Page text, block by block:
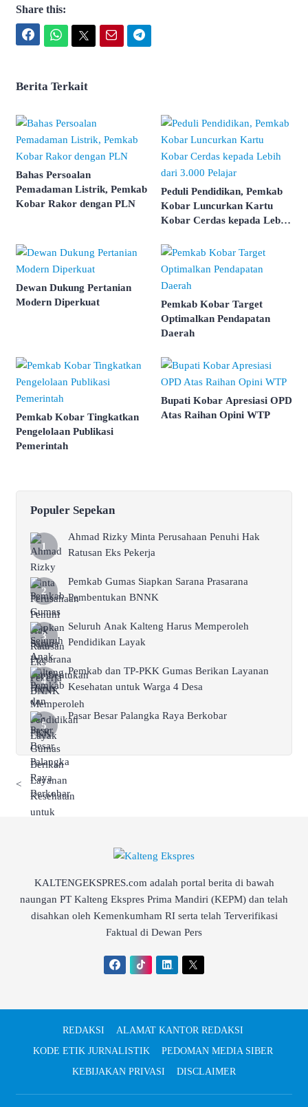
Share this:
Berita Terkait
Bahas Persoalan
Pemadaman Listrik, Pemkab
Kobar Rakor dengan PLN
Peduli Pendidikan, Pemkab
Kobar Luncurkan Kartu
Kobar Cerdas kepada Lebih
Dewan Dukung Pertanian
Modern Diperkuat
Pemkab Kobar Target
Optimalkan Pendapatan
Daerah
Pemkab Kobar Tingkatkan
Pengelolaan Publikasi
Pemerintah
Bupati Kobar Apresiasi OPD
Atas Raihan Opini WTP
Populer Sepekan
Ahmad Rizky Minta Perusahaan Penuhi Hak
Ratusan Eks Pekerja
Pemkab Gumas Siapkan Sarana Prasarana
Pembentukan BNNK
Seluruh Anak Kalteng Harus Memperoleh
Pendidikan Layak
Pemkab dan TP-PKK Gumas Berikan Layanan
Kesehatan untuk Warga 4 Desa
Pasar Besar Palangka Raya Berkobar
<
KALTENGEKSPRES.com adalah portal berita di bawah
naungan PT Kalteng Ekspres Prima Mandiri (KEPM) dan telah
disahkan oleh Kemenkumham RI serta telah Terverifikasi
Faktual di Dewan Pers
REDAKSI
ALAMAT KANTOR REDAKSI
KODE ETIK JURNALISTIK
PEDOMAN MEDIA SIBER
KEBIJAKAN PRIVASI
DISCLAIMER